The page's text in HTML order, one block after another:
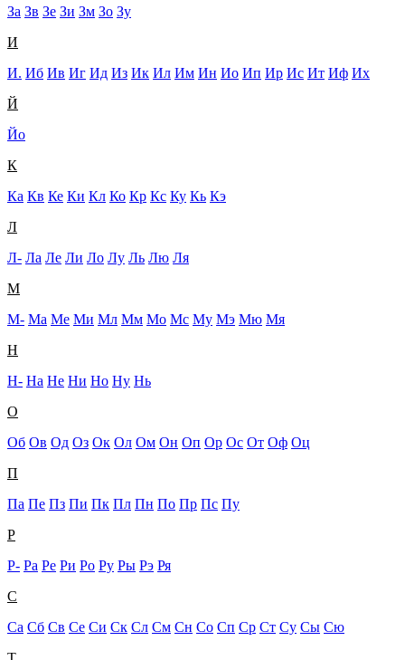
За Зв Зе Зи Зм Зо Зу
И
И. Иб Ив Иг Ид Из Ик Ил Им Ин Ио Ип Ир Ис Ит Иф Их
Й
Йо
К
Ка Кв Ке Ки Кл Ко Кр Кс Ку Кь Кэ
Л
Л- Ла Ле Ли Ло Лу Ль Лю Ля
М
М- Ма Ме Ми Мл Мм Мо Мс Му Мэ Мю Мя
Н
Н- На Не Ни Но Ну Нь
О
Об Ов Од Оз Ок Ол Ом Он Оп Ор Ос От Оф Оц
П
Па Пе Пз Пи Пк Пл Пн По Пр Пс Пу
Р
Р- Ра Ре Ри Ро Ру Ры Рэ Ря
С
Са Сб Св Се Си Ск Сл См Сн Со Сп Ср Ст Су Сы Сю